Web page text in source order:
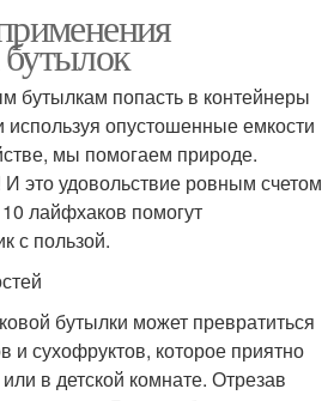
бутылкам попасть в контейнеры
опустошенные емкости
мы помогаем природе.
это удовольствие ровным счетом
лайфхаков помогут
с пользой.
бутылки может превратиться
и сухофруктов, которое приятно
в детской комнате. Отрезав